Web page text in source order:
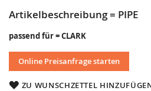
Artikelbeschreibung = PIPE
passend für = CLARK
Online Preisanfrage starten
ZU WUNSCHZETTEL